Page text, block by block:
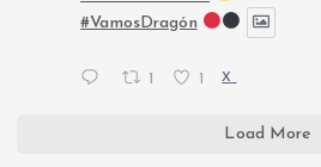
#VamosDragón
X
Load More